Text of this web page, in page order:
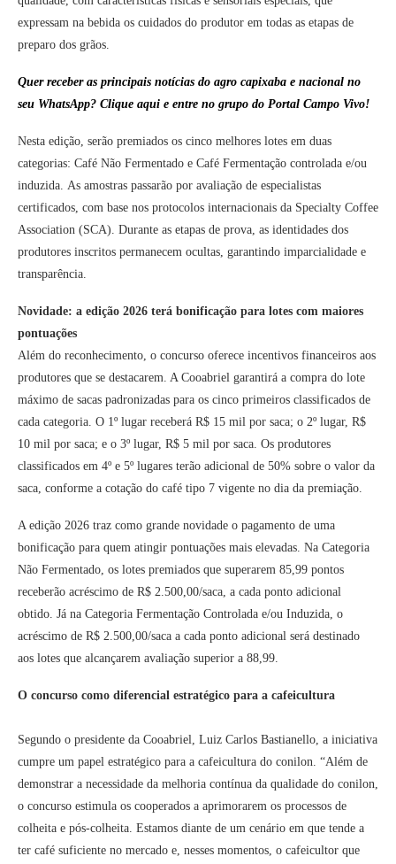
expressam na bebida os cuidados do produtor em todas as etapas de
preparo dos grãos.
Quer receber as principais notícias do agro capixaba e nacional no
seu WhatsApp? Clique aqui e entre no grupo do Portal Campo Vivo!
Nesta edição, serão premiados os cinco melhores lotes em duas
categorias: Café Não Fermentado e Café Fermentação controlada e/ou
induzida. As amostras passarão por avaliação de especialistas
certificados, com base nos protocolos internacionais da Specialty Coffee
Association (SCA). Durante as etapas de prova, as identidades dos
produtores inscritos permanecem ocultas, garantindo imparcialidade e
transparência.
Novidade: a edição 2026 terá bonificação para lotes com maiores
pontuações
Além do reconhecimento, o concurso oferece incentivos financeiros aos
produtores que se destacarem. A Cooabriel garantirá a compra do lote
máximo de sacas padronizadas para os cinco primeiros classificados de
cada categoria. O 1º lugar receberá R$ 15 mil por saca; o 2º lugar, R$
10 mil por saca; e o 3º lugar, R$ 5 mil por saca. Os produtores
classificados em 4º e 5º lugares terão adicional de 50% sobre o valor da
saca, conforme a cotação do café tipo 7 vigente no dia da premiação.
A edição 2026 traz como grande novidade o pagamento de uma
bonificação para quem atingir pontuações mais elevadas. Na Categoria
Não Fermentado, os lotes premiados que superarem 85,99 pontos
receberão acréscimo de R$ 2.500,00/saca, a cada ponto adicional
obtido. Já na Categoria Fermentação Controlada e/ou Induzida, o
acréscimo de R$ 2.500,00/saca a cada ponto adicional será destinado
aos lotes que alcançarem avaliação superior a 88,99.
O concurso como diferencial estratégico para a cafeicultura
Segundo o presidente da Cooabriel, Luiz Carlos Bastianello, a iniciativa
cumpre um papel estratégico para a cafeicultura do conilon. “Além de
demonstrar a necessidade da melhoria contínua da qualidade do conilon,
o concurso estimula os cooperados a aprimorarem os processos de
colheita e pós-colheita. Estamos diante de um cenário em que tende a
ter café suficiente no mercado e, nesses momentos, o cafeicultor que